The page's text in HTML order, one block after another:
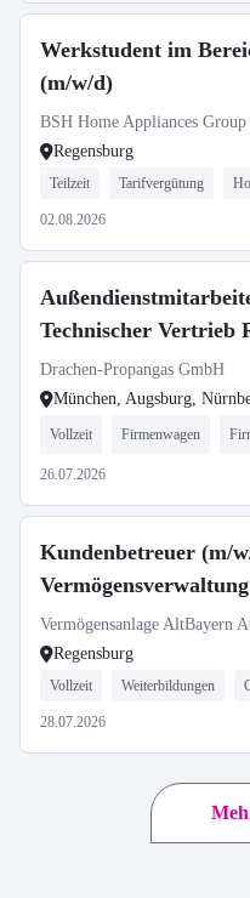
Werkstudent im
(m/w/d)
BSH Home Appliances Group
Regensburg
Teilzeit Tarifvergütung
02.08.2026
Technischer Vertrieb
Drachen-Propangas GmbH
München, Augsburg,
Vollzeit Firmenwagen
26.07.2026
Kundenbetreuer (m/
Vermögensverwaltung
Vermögensanlage AltBayern
Regensburg
Vollzeit Weiterbildungen
28.07.2026